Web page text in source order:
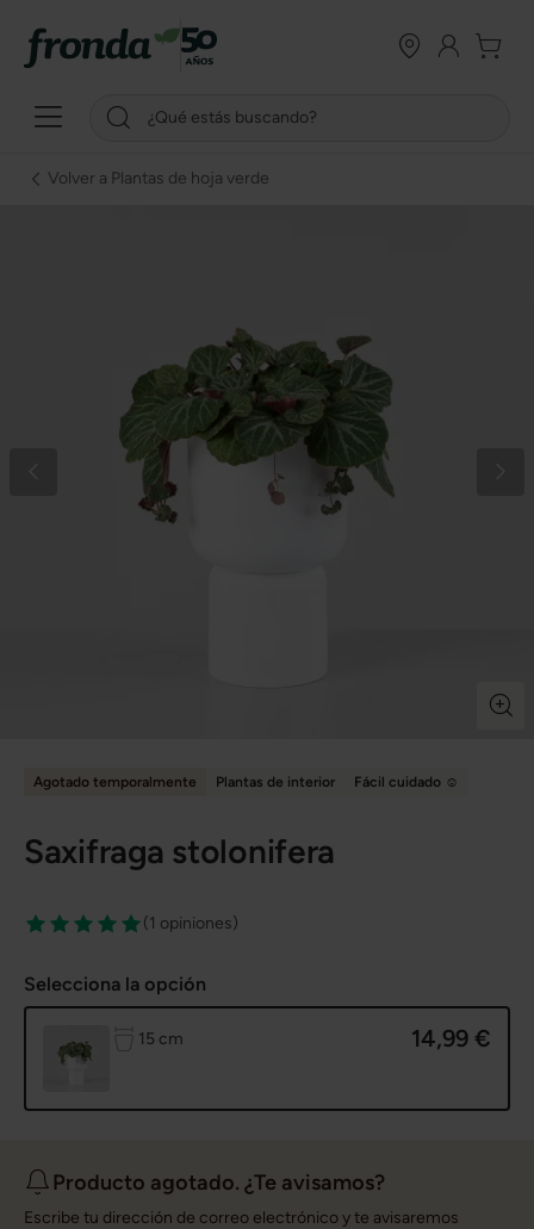
Volver a Plantas de hoja verde
Agotado temporalmente Plantas de interior Fácil cuidado ☺️
Saxifraga stolonifera
(1 opiniones)
Selecciona la opción
15 cm 14,99 €
Producto agotado. ¿Te avisamos?
Escribe tu dirección de correo electrónico y te avisaremos